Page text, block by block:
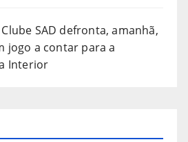
SAD defronta, amanhã,
jogo a contar para a
Interior